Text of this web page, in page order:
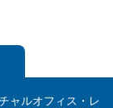
ャルオフィス・レ